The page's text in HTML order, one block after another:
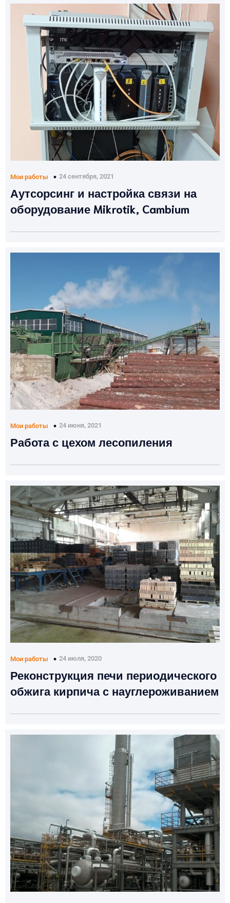
Мои работы 24 сентября, 2021
Аутсорсинг и настройка связи на
оборудование Mikrotik, Cambium
Мои работы 24 июня, 2021
Работа с цехом лесопиления
Мои работы 24 июля, 2020
Реконструкция печи периодического
обжига кирпича с науглероживанием